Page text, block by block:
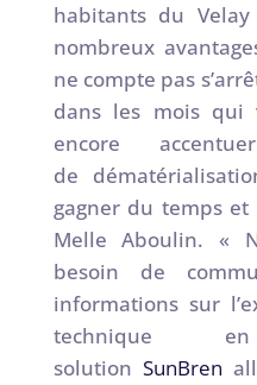
habitants du
nombreux
ne compte pas
dans les mois qui
encore
de
gagner du temps et
Melle Aboulin. «
besoin de
informations sur
technique
solutionSunBren